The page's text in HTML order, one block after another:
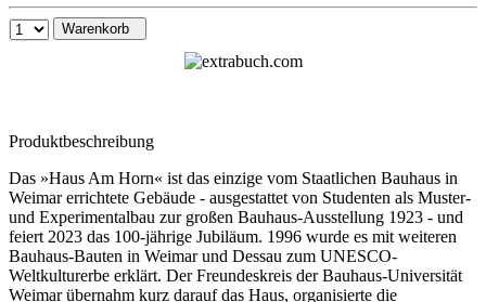
Warenkorb
Produktbeschreibung
Das »Haus Am Horn« ist das einzige vom Staatlichen Bauhaus in
Weimar errichtete Gebäude - ausgestattet von Studenten als Muster-
und Experimentalbau zur großen Bauhaus-Ausstellung 1923 - und
feiert 2023 das 100-jährige Jubiläum. 1996 wurde es mit weiteren
Bauhaus-Bauten in Weimar und Dessau zum UNESCO-
Weltkulturerbe erklärt. Der Freundeskreis der Bauhaus-Universität
Weimar übernahm kurz darauf das Haus, organisierte die